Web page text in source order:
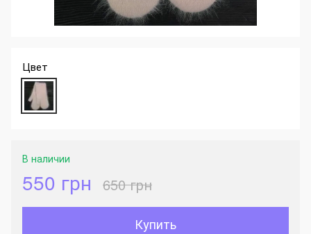
Цвет
В наличии
550 грн 650 грн
Купить